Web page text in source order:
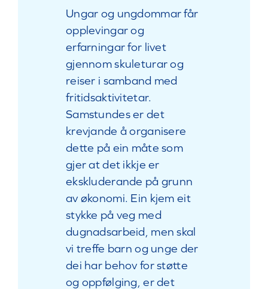
Ungar og ungdommar får
opplevingar og
erfarningar for livet
gjennom skuleturar og
reiser i samband med
fritidsaktivitetar.
Samstundes er det
krevjande å organisere
dette på ein måte som
gjer at det ikkje er
ekskluderande på grunn
av økonomi. Ein kjem eit
stykke på veg med
dugnadsarbeid, menskal
vi treffe barn og unge der
dei har behov for støtte
og oppfølging, er det